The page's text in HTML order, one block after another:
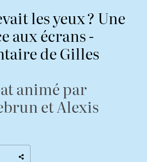
les yeux ? Une
aux écrans -
de Gilles
animé par
et Alexis